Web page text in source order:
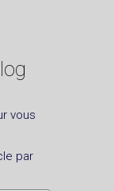
vous
par